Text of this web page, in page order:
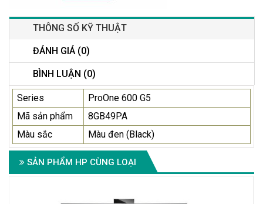
THÔNG SỐ KỸ THUẬT
ĐÁNH GIÁ (0)
BÌNH LUẬN (0)
Series
ProOne 600 G5
Mã sản phẩm
8GB49PA
Màu sắc
Màu đen (Black)
SẢN PHẨM HP CÙNG LOẠI